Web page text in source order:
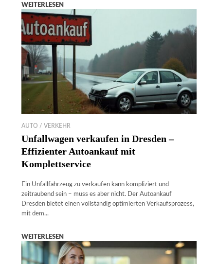
WEITERLESEN
AUTO / VERKEHR
Unfallwagen verkaufen in Dresden –
Effizienter Autoankauf mit
Komplettservice
Ein Unfallfahrzeug zu verkaufen kann kompliziert und
zeitraubend sein – muss es aber nicht. Der Autoankauf
Dresden bietet einen vollständig optimierten Verkaufsprozess,
mit dem...
WEITERLESEN